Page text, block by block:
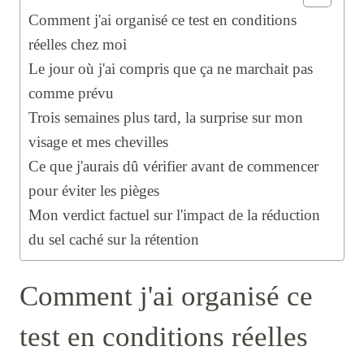
Comment j'ai organisé ce test en conditions
réelles chez moi
Le jour où j'ai compris que ça ne marchait pas
comme prévu
Trois semaines plus tard, la surprise sur mon
visage et mes chevilles
Ce que j'aurais dû vérifier avant de commencer
pour éviter les pièges
Mon verdict factuel sur l'impact de la réduction
du sel caché sur la rétention
Comment j'ai organisé ce
test en conditions réelles